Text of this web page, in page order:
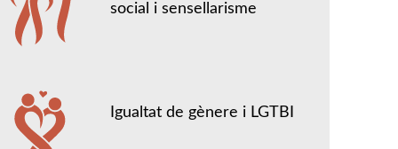
social i sensellarisme
Igualtat de gènere i LGTBI